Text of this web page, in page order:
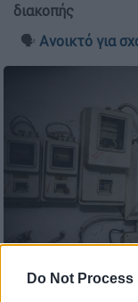
Do Not
διακοπής
🗣️ Ανοικτό για